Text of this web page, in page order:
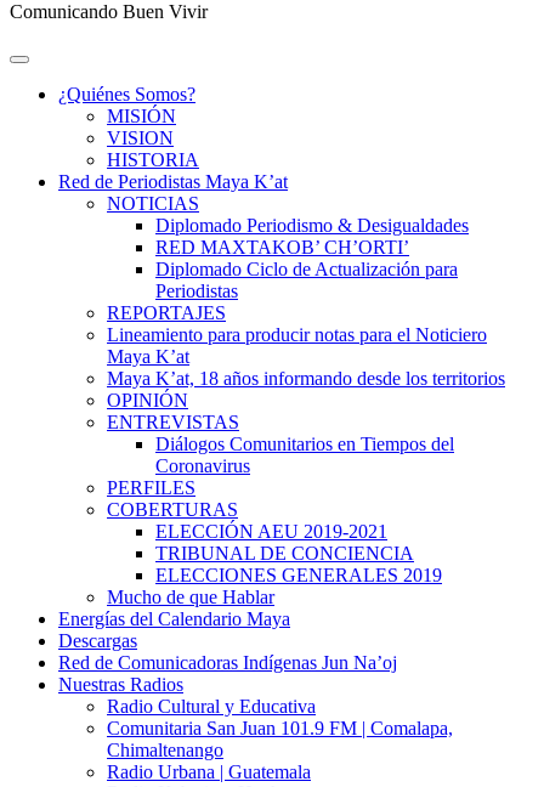
Comunicando Buen Vivir
¿Quiénes Somos?
MISIÓN
VISION
HISTORIA
Red de Periodistas Maya K’at
NOTICIAS
Diplomado Periodismo & Desigualdades
RED MAXTAKOB’ CH’ORTI’
Diplomado Ciclo de Actualización para
Periodistas
REPORTAJES
Lineamiento para producir notas para el Noticiero
Maya K’at
Maya K’at, 18 años informando desde los territorios
OPINIÓN
ENTREVISTAS
Diálogos Comunitarios en Tiempos del
Coronavirus
PERFILES
COBERTURAS
ELECCIÓN AEU 2019-2021
TRIBUNAL DE CONCIENCIA
ELECCIONES GENERALES 2019
Mucho de que Hablar
Energías del Calendario Maya
Descargas
Red de Comunicadoras Indígenas Jun Na’oj
Nuestras Radios
Radio Cultural y Educativa
Comunitaria San Juan 101.9 FM | Comalapa,
Chimaltenango
Radio Urbana | Guatemala